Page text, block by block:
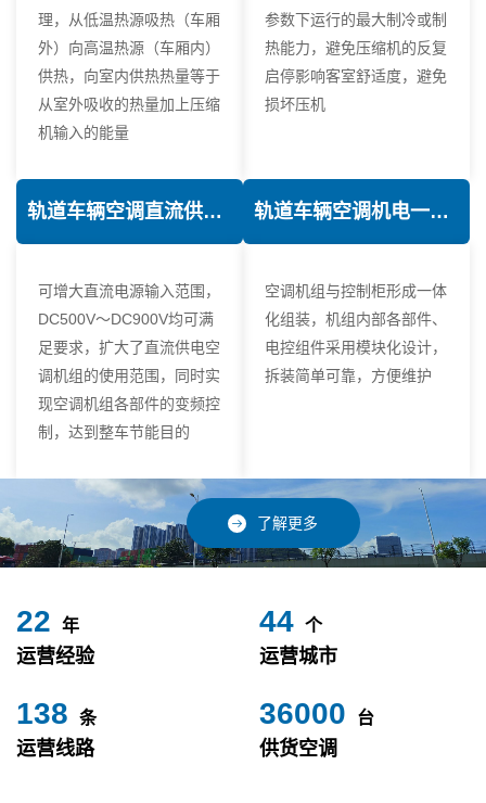
理，从低温热源吸热（车厢
外）向高温热源（车厢内）
供热，向室内供热热量等于
从室外吸收的热量加上压缩
机输入的能量
参数下运行的最大制冷或制
热能力，避免压缩机的反复
启停影响客室舒适度，避免
损坏压机
轨道车辆空调直流供电技术
可增大直流电源输入范围，
DC500V～DC900V均可满
足要求，扩大了直流供电空
调机组的使用范围，同时实
现空调机组各部件的变频控
制，达到整车节能目的
轨道车辆空调机电一体化技术
空调机组与控制柜形成一体
化组装，机组内部各部件、
电控组件采用模块化设计，
拆装简单可靠，方便维护
了解更多
24 年
运营经验
49 个
运营城市
153 条
运营线路
40000 台
供货空调